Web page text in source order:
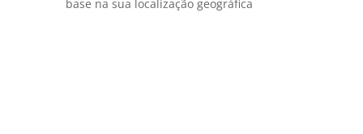
base na sua localização geográfica